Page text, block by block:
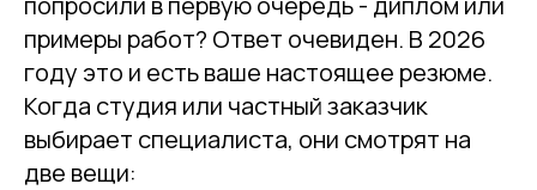
примеры работ? Ответ очевиден. В 2026
году это и есть ваше настоящее резюме.
Когда студия или частный заказчик
выбирает специалиста, они смотрят на
две вещи: